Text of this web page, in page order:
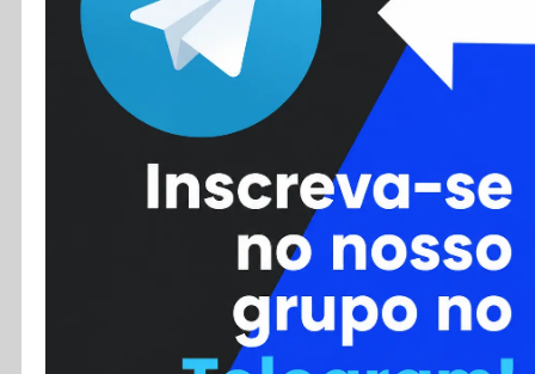
Colunas
Colaboradores
Cursos
Enviar Dica